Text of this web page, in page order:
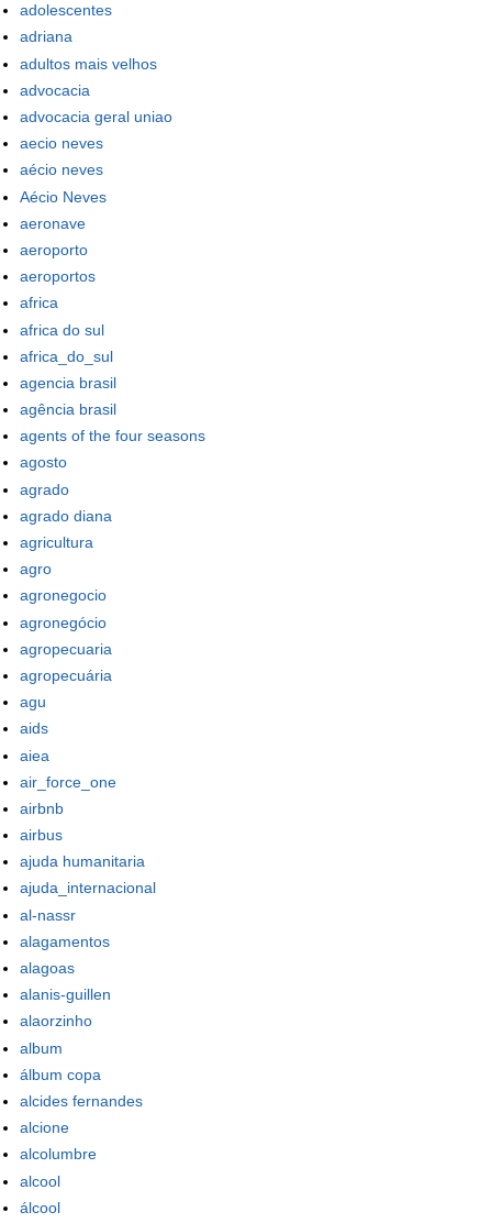
adolescentes
adriana
adultos mais velhos
advocacia
advocacia geral uniao
aecio neves
aécio neves
Aécio Neves
aeronave
aeroporto
aeroportos
africa
africa do sul
africa_do_sul
agencia brasil
agência brasil
agents of the four seasons
agosto
agrado
agrado diana
agricultura
agro
agronegocio
agronegócio
agropecuaria
agropecuária
agu
aids
aiea
air_force_one
airbnb
airbus
ajuda humanitaria
ajuda_internacional
al-nassr
alagamentos
alagoas
alanis-guillen
alaorzinho
album
álbum copa
alcides fernandes
alcione
alcolumbre
alcool
álcool